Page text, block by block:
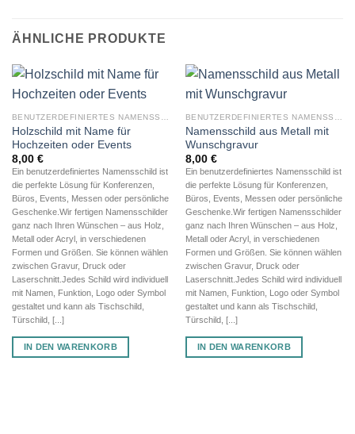
ÄHNLICHE PRODUKTE
Holzschild mit Name für
Hochzeiten oder Events
8,00 €
Ein benutzerdefiniertes Namensschild ist
die perfekte Lösung für Konferenzen,
Büros, Events, Messen oder persönliche
Geschenke.Wir fertigen Namensschilder
ganz nach Ihren Wünschen – aus Holz,
Metall oder Acryl, in verschiedenen
Formen und Größen. Sie können wählen
zwischen Gravur, Druck oder
Laserschnitt.Jedes Schild wird individuell
mit Namen, Funktion, Logo oder Symbol
gestaltet und kann als Tischschild,
Türschild, [...]
IN DEN WARENKORB
Namensschild aus Metall mit
Wunschgravur
8,00 €
Ein benutzerdefiniertes Namensschild ist
die perfekte Lösung für Konferenzen,
Büros, Events, Messen oder persönliche
Geschenke.Wir fertigen Namensschilder
ganz nach Ihren Wünschen – aus Holz,
Metall oder Acryl, in verschiedenen
Formen und Größen. Sie können wählen
zwischen Gravur, Druck oder
Laserschnitt.Jedes Schild wird individuell
mit Namen, Funktion, Logo oder Symbol
gestaltet und kann als Tischschild,
Türschild, [...]
IN DEN WARENKORB